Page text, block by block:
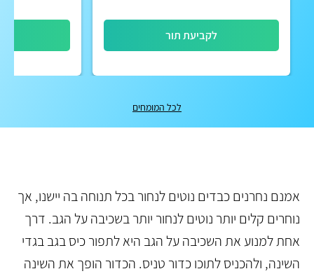
לקביעת תור
לכל המומחים
אמנם נחרנים כבדים נוטים לנחור בכל תנוחה בה יישנו, אך
נוחרים קלים יותר נוטים לנחור יותר בשכיבה על הגב. דרך
אחת למנוע את השכיבה על הגב היא לתפור כיס בגב בגדי
השינה, ולהכניס לתוכו כדור טניס. הכדור הופך את השינה